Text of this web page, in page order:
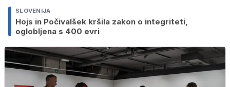
SLOVENIJA
Hojs in Počivalšek kršila zakon o integriteti,
oglobljena s 400 evri